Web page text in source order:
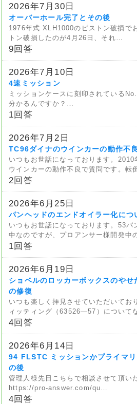
2026年7月30日
オーバーホール完了とその後
1976年式 XLH1000のピストン破損で
トン破損したのが4月26日、それ…
9回答
2026年7月10日
4速ミッション
ミッションケースに刻印されている
分かるんですか？…
1回答
2026年7月2日
TC96ダイナのウインカーの動作不
いつもお世話になっております。
ウインカーの動作不良で質問です。転
2回答
2026年6月25日
パンヘッドのエンドオイラー化につ
いつもお世話になっております。53パ
中なのですが、プロアンサー様開発中
1回答
2026年6月19日
ショベルのロッカーボックスのや
の修復
いつも楽しく拝見させていただいてお
ィッティング（63526—57）について
4回答
2026年6月14日
94 FLSTC ミッションかプライマ
の後
管理人様先日こちらで相談させて頂い
https://pro-answer.com/qu…
4回答